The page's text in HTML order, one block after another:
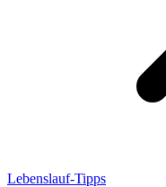
Lebenslauf-Tipps